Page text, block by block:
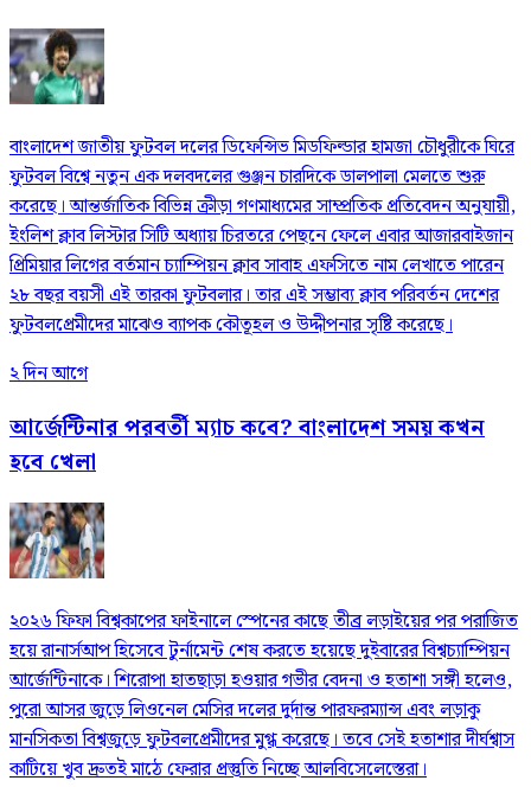
বাংলাদেশ জাতীয় ফুটবল দলের ডিফেন্সিভ মিডফিল্ডার হামজা চৌধুরীকে ঘিরে
ফুটবল বিশ্বে নতুন এক দলবদলের গুঞ্জন চারদিকে ডালপালা মেলতে শুরু
করেছে। আন্তর্জাতিক বিভিন্ন ক্রীড়া গণমাধ্যমের সাম্প্রতিক প্রতিবেদন অনুযায়ী,
ইংলিশ ক্লাব লিস্টার সিটি অধ্যায় চিরতরে পেছনে ফেলে এবার আজারবাইজান
প্রিমিয়ার লিগের বর্তমান চ্যাম্পিয়ন ক্লাব সাবাহ এফসিতে নাম লেখাতে পারেন
২৮ বছর বয়সী এই তারকা ফুটবলার। তার এই সম্ভাব্য ক্লাব পরিবর্তন দেশের
ফুটবলপ্রেমীদের মাঝেও ব্যাপক কৌতূহল ও উদ্দীপনার সৃষ্টি করেছে।
২ দিন আগে
আর্জেন্টিনার পরবর্তী ম্যাচ কবে? বাংলাদেশ সময় কখন
হবে খেলা
২০২৬ ফিফা বিশ্বকাপের ফাইনালে স্পেনের কাছে তীব্র লড়াইয়ের পর পরাজিত
হয়ে রানার্সআপ হিসেবে টুর্নামেন্ট শেষ করতে হয়েছে দুইবারের বিশ্বচ্যাম্পিয়ন
আর্জেন্টিনাকে। শিরোপা হাতছাড়া হওয়ার গভীর বেদনা ও হতাশা সঙ্গী হলেও,
পুরো আসর জুড়ে লিওনেল মেসির দলের দুর্দান্ত পারফরম্যান্স এবং লড়াকু
মানসিকতা বিশ্বজুড়ে ফুটবলপ্রেমীদের মুগ্ধ করেছে। তবে সেই হতাশার দীর্ঘশ্বাস
কাটিয়ে খুব দ্রুতই মাঠে ফেরার প্রস্তুতি নিচ্ছে আলবিসেলেস্তেরা।